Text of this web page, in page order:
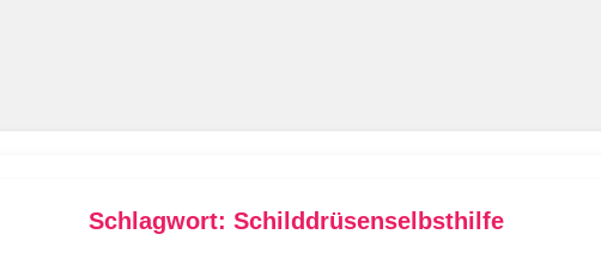
Schlagwort: Schilddrüsenselbsthilfe